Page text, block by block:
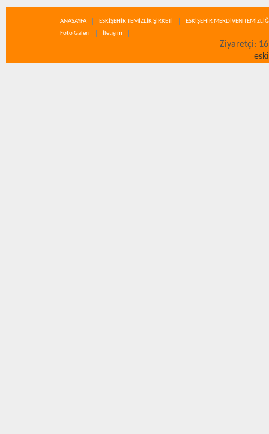
ANASAYFA ESKİŞEHİR TEMİZLİK ŞİRKETİ
ESKİŞEHİR MERDİVEN
Foto Galeri
İletişim
Ziyaretçi: